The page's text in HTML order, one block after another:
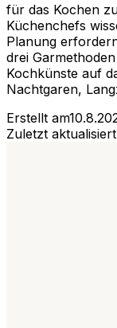
für das Kochen
Küchenchefs
Planung
drei
Kochkünste auf
Nachtgaren,
Erstellt am
Zuletzt